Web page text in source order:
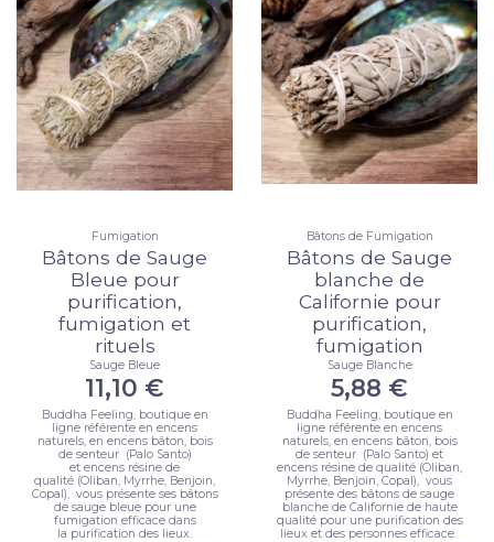
Fumigation
Bâtons de Sauge
Bleue pour
purification,
fumigation et
rituels
Sauge Bleue
11,10 €
Buddha Feeling, boutique en
ligne référente en encens
naturels, en encens bâton, bois
de senteur (Palo Santo)
et encens résine de
qualité (Oliban, Myrrhe, Benjoin,
Copal), vous présente ses bâtons
de sauge bleue pour une
fumigation efficace dans
la purification des lieux.
Bâtons de Fumigation
Bâtons de Sauge
blanche de
Californie pour
purification,
fumigation
Sauge Blanche
5,88 €
Buddha Feeling, boutique en
ligne référente en encens
naturels, en encens bâton, bois
de senteur (Palo Santo) et
encens résine de qualité (Oliban,
Myrrhe, Benjoin, Copal), vous
présente des bâtons de sauge
blanche de Californie de haute
qualité pour une purification des
lieux et des personnes efficace.